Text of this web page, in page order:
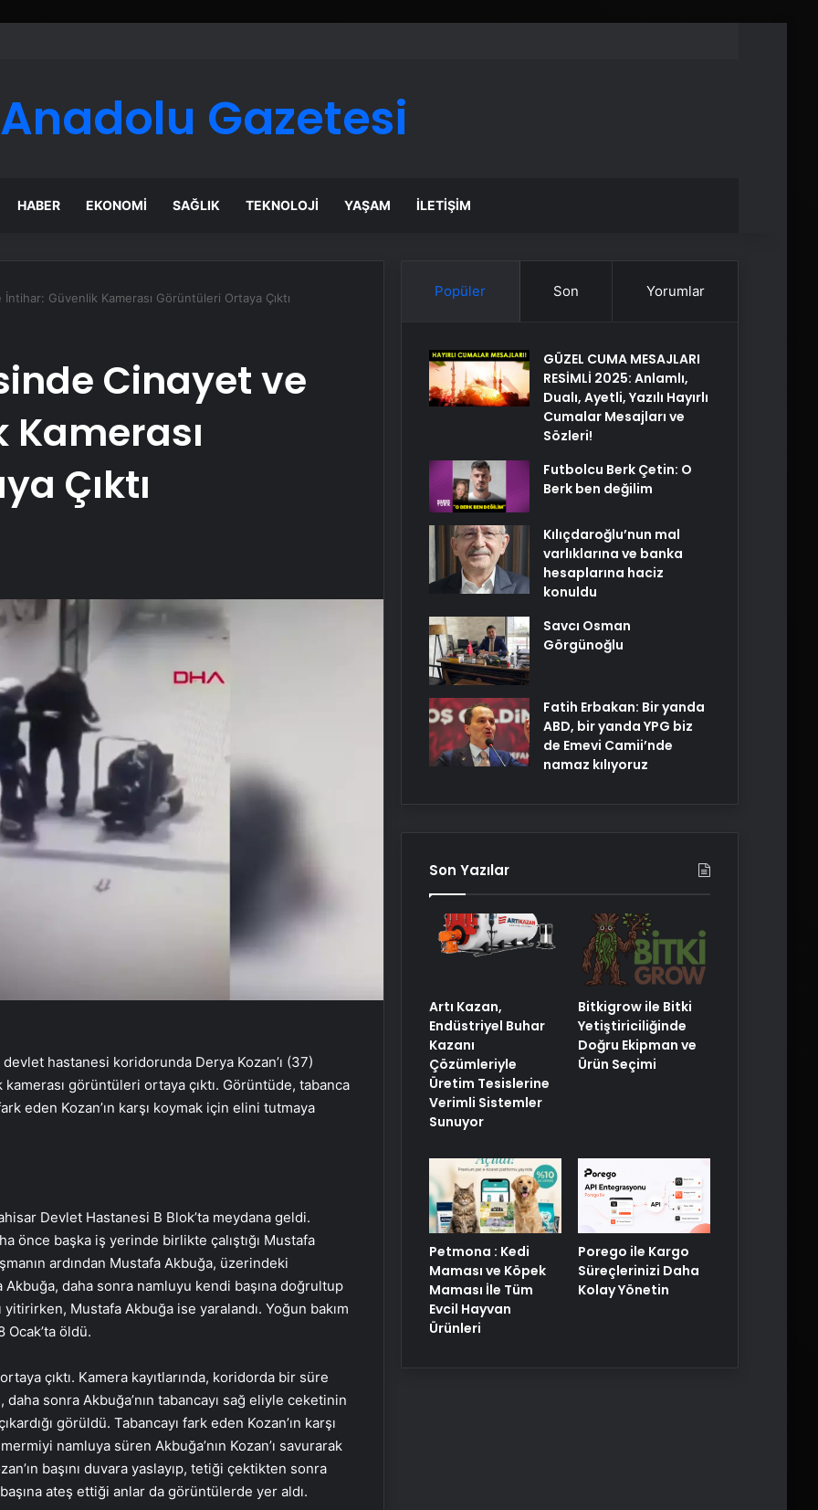
Anadolu Gazetesi
HABER EKONOMI SAĞLIK TEKNOLOJI YAŞAM İLETIŞIM
Güvenlik Kamerası Görüntüleri Ortaya Çıktı
Cinayet ve
Çıktı
devlet hastanesi koridorunda Derya Kozan’ı (37)
görüntüleri ortaya çıktı. Görüntüde, tabanca
eden Kozan’ın karşı koymak için elini tutmaya
Devlet Hastanesi B Blok’ta meydana geldi.
önce başka iş yerinde birlikte çalıştığı Mustafa
ardından Mustafa Akbuğa, üzerindeki
daha sonra namluyu kendi başına doğrultup
Mustafa Akbuğa ise yaralandı. Yoğun bakım
öldü.
çıktı. Kamera kayıtlarında, koridorda bir süre
sonra Akbuğa’nın tabancayı sağ eliyle ceketinin
görüldü. Tabancayı fark eden Kozan’ın karşı
namluya süren Akbuğa’nın Kozan’ı savurarak
başını duvara yaslayıp, tetiği çektikten sonra
ateş ettiği anlar da görüntülerde yer aldı.
Sevinçler Sağlık: Trusted Hygiene
Product Manufacturer in Turkey
Popüler Son Yorumlar
GÜZEL CUMA MESAJLARI
RESİMLİ 2025: Anlamlı,
Dualı, Ayetli, Yazılı Hayırlı
Cumalar Mesajları ve
Sözleri!
Futbolcu Berk Çetin: O
Berk ben değilim
Kılıçdaroğlu’nun mal
varlıklarına ve banka
hesaplarına haciz
konuldu
Savcı Osman
Görgünoğlu
Fatih Erbakan: Bir yanda
ABD, bir yanda YPG biz
de Emevi Camii’nde
namaz kılıyoruz
Son Yazılar
Artı Kazan,
Endüstriyel Buhar
Kazanı
Çözümleriyle
Üretim Tesislerine
Verimli Sistemler
Sunuyor
Bitkigrow ile Bitki
Yetiştiriciliğinde
Doğru Ekipman ve
Ürün Seçimi
Petmona : Kedi
Maması ve Köpek
Maması İle Tüm
Evcil Hayvan
Ürünleri
Porego ile Kargo
Süreçlerinizi Daha
Kolay Yönetin